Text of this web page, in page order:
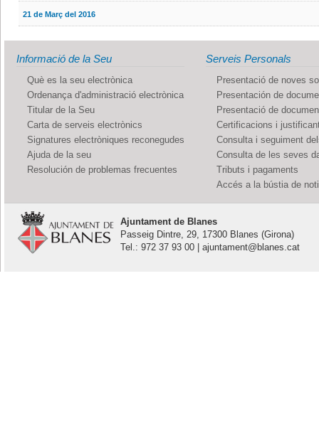
21 de Març del 2016
Informació de la Seu
Què es la seu electrònica
Ordenança d'administració electrònica
Titular de la Seu
Carta de serveis electrònics
Signatures electròniques reconegudes
Ajuda de la seu
Resolución de problemas frecuentes
Serveis Personals
Presentació de noves
Presentación de
Presentació de
Certificacions i
Consulta i seguiment
Consulta de les seves
Tributs i pagaments
Accés a la bústia de
Ajuntament de Blanes
Passeig Dintre, 29, 17300 Blanes (Girona)
Tel.: 972 37 93 00 | ajuntament@blanes.cat